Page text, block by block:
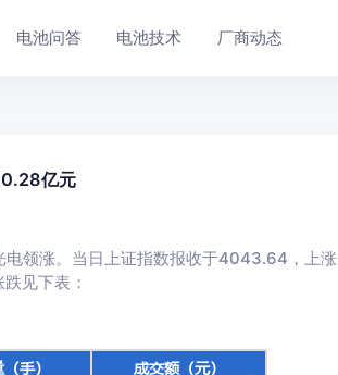
电池问答 电池技术 厂商动态
亿元
领涨。当日上证指数报收于4043.64，上涨
见下表：